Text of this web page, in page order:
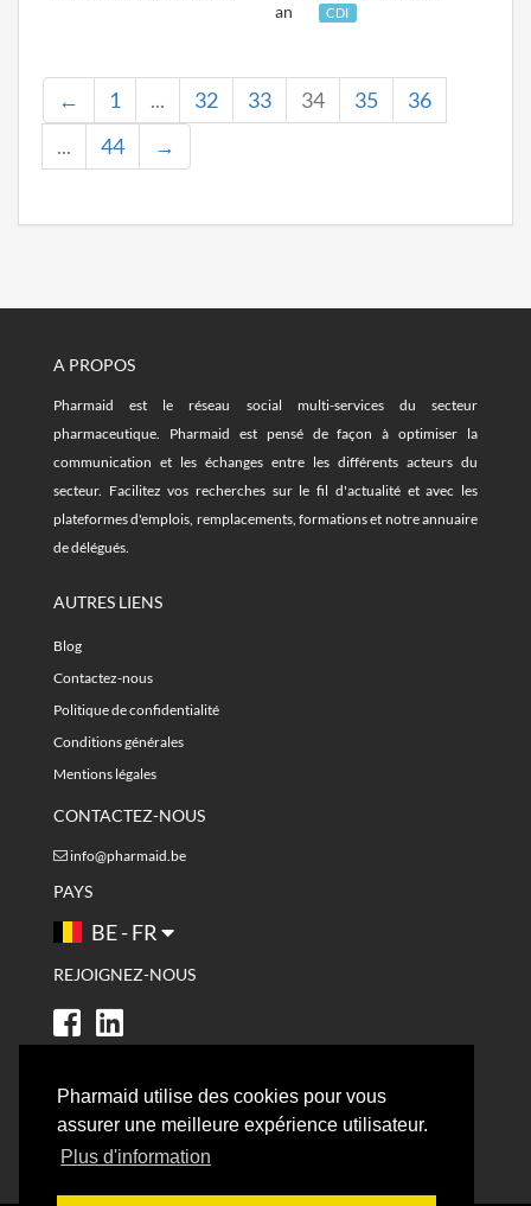
Pharmaid utilise des cookies pour vous
assurer une meilleure expérience utilisateur.
Plus d'information
an
CDI
← 1 ... 32 33 34 35
36
...
44 →
A PROPOS
Pharmaid est le réseau social multi-services du secteur
pharmaceutique. Pharmaid est pensé de façon à optimiser la
communication et les échanges entre les différents acteurs du
secteur. Facilitez vos recherches sur le fil d'actualité et avec les
plateformes d'emplois, remplacements, formations et notre annuaire
de délégués.
AUTRES LIENS
Blog
Contactez-nous
Politique de confidentialité
Conditions générales
Mentions légales
CONTACTEZ-NOUS
info@pharmaid.be
PAYS
BE - FR
REJOIGNEZ-NOUS